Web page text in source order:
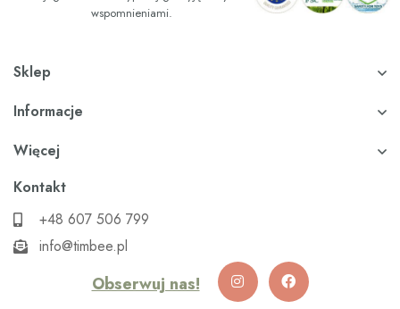
wspomnieniami.
Sklep
Informacje
Więcej
Kontakt
+48 607 506 799
info@timbee.pl
Obserwuj nas!